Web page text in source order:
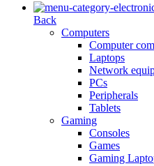
Back
Computers
Computer
Laptops
Network
PCs
Peripherals
Tablets
Gaming
Consoles
Games
Gaming